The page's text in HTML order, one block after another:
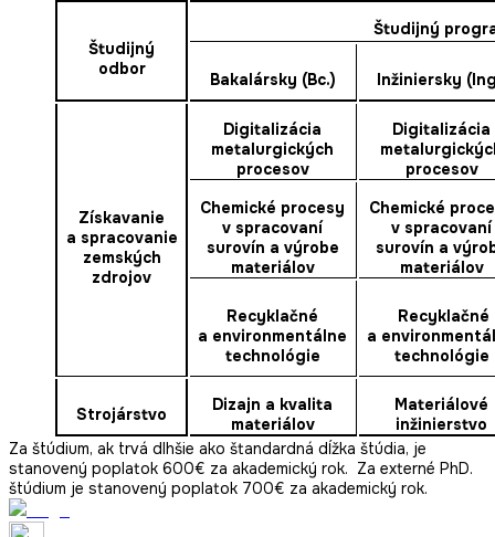
Študijný
odbor
Študijný
Bakalársky (Bc.) Inžiniersky
Získavanie
a spracovanie
zemských
zdrojov
Digitalizácia
metalurgických
procesov
Digitalizácia
procesov
Chemické procesy
v spracovaní
surovín a výrobe
materiálov
Chemické
v spracovaní
surovín a
materiálov
Recyklačné
a environmentálne
technológie
Recyklačné
a
technológie
Strojárstvo
Dizajn a kvalita
materiálov
Materiálové
inžinierstvo
Za štúdium, ak trvá dlhšie ako štandardná dĺžka štúdia, je
stanovený poplatok 600€ za akademický rok. Za externé PhD.
štúdium je stanovený poplatok 700€ za akademický rok.